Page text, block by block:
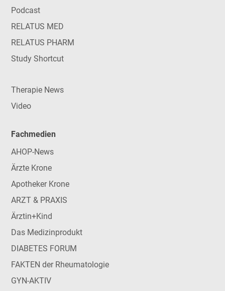
Podcast
RELATUS MED
RELATUS PHARM
Study Shortcut
Therapie News
Video
Fachmedien
AHOP-News
Ärzte Krone
Apotheker Krone
ARZT & PRAXIS
Ärztin+Kind
Das Medizinprodukt
DIABETES FORUM
FAKTEN der Rheumatologie
GYN-AKTIV